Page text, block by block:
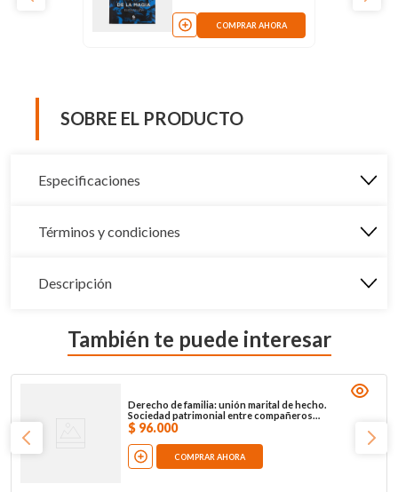
COMPRAR AHORA
SOBRE EL PRODUCTO
Especificaciones
Términos y condiciones
Descripción
También te puede interesar
Derecho de familia: unión marital de hecho.
Sociedad patrimonial entre compañeros
permanentes
$ 96.000
COMPRAR AHORA